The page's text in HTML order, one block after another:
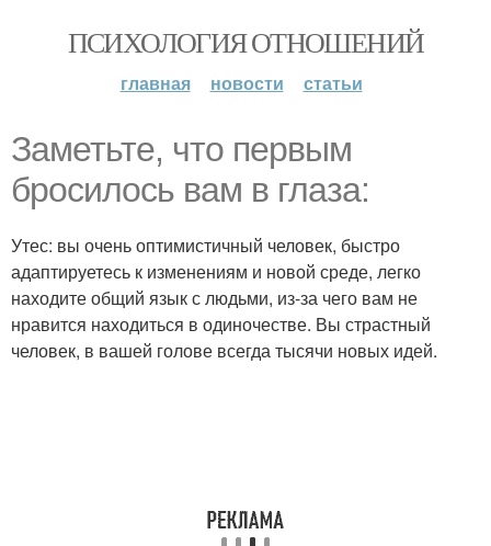
ПСИХОЛОГИЯ ОТНОШЕНИЙ
главная новости статьи
Заметьте, что первым
бросилось вам в глаза:
Утес: вы очень оптимистичный человек, быстро
адаптируетесь к изменениям и новой среде, легко
находите общий язык с людьми, из-за чего вам не
нравится находиться в одиночестве. Вы страстный
человек, в вашей голове всегда тысячи новых идей.